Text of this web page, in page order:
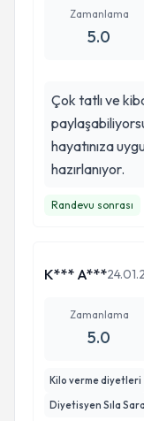
Zamanlama
5.0
Çok tatlı ve
hayatınıza
hazırlanıyor.
Randevu sonrası
K*** A***
Zamanlama
5.0
Kilo verme diyetleri
Diyetisyen Sıla